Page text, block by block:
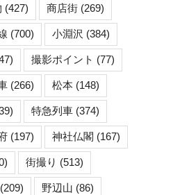
(427) 商店街 (269)
(700) 小淵沢 (384)
撮影ポイント (77)
(266) 松本 (148)
特急列車 (374)
(197) 神社仏閣 (167)
街撮り (513)
(209) 野辺山 (86)